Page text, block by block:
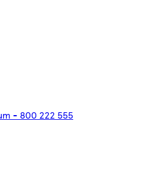
- 800 222 555